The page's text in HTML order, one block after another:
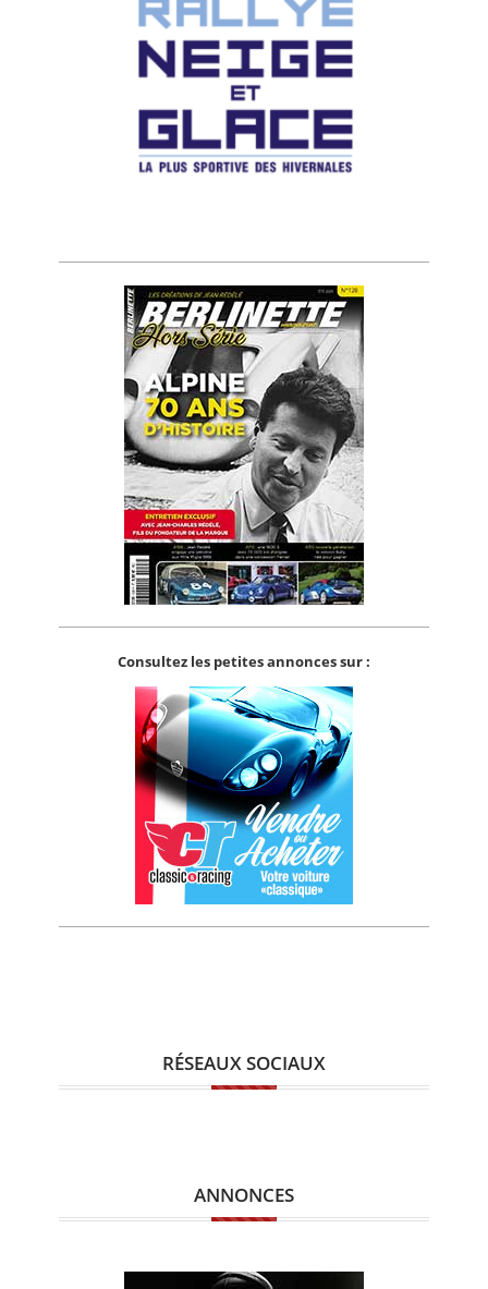
Consultez les petites annonces sur :
RÉSEAUX SOCIAUX
ANNONCES